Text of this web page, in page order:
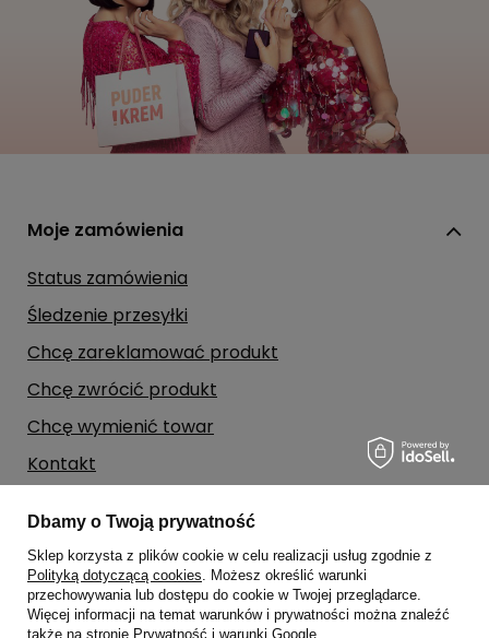
Moje zamówienia
Status zamówienia
Śledzenie przesyłki
Chcę zareklamować produkt
Chcę zwrócić produkt
Chcę wymienić towar
Kontakt
Moje konto
Regulaminy
Dbamy o Twoją prywatność
Sklep korzysta z plików cookie w celu realizacji usług zgodnie z
Polityką dotyczącą cookies. Możesz określić warunki
przechowywania lub dostępu do cookie w Twojej przeglądarce.
Więcej informacji na temat warunków i prywatności można znaleźć
także na stronie Prywatność i warunki Google